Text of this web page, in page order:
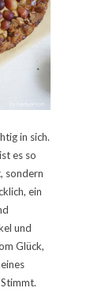
in sich.
es so
sondern
ein
und
Glück,